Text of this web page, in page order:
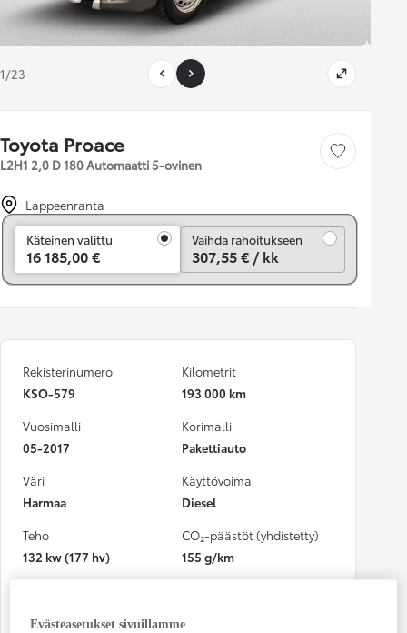
1/23
Toyota Proace
L2H1 2,0 D 180 Automaatti 5-ovinen
Tallenna auto
Lappeenranta
Käteinen valittu
16 185,00 €
Vaihda rahoitukseen
307,55 € / kk
Rekisterinumero
KSO-579
Kilometrit
193 000 km
Vuosimalli
05-2017
Korimalli
Pakettiauto
Väri
Harmaa
Käyttövoima
Diesel
Teho
132 kw (177 hv)
CO₂-päästöt (yhdistetty)
155 g/km
Evästeasetukset sivuillamme